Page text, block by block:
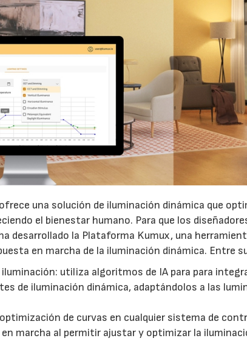
una solución de iluminación dinámica que
el bienestar humano. Para que los
desarrollado la Plataforma Kumux, una
en marcha de la iluminación dinámica. Entre
utiliza algoritmos de IA para para
de iluminación dinámica, adaptándolos a las
de curvas en cualquier sistema de
marcha al permitir ajustar y optimizar la
15/07/2026